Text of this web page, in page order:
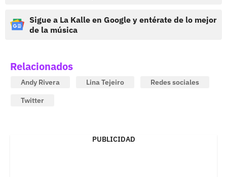
Sigue a La Kalle en Google y entérate de lo mejor
de la música
Relacionados
Andy Rivera Lina Tejeiro
Redes sociales
Twitter
PUBLICIDAD